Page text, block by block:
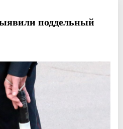
поддельный